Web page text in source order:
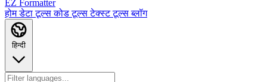
EZ Formatter
होमडेटा टूल्सकोड टूल्सटेक्स्ट टूल्सब्लॉग
हिन्दी